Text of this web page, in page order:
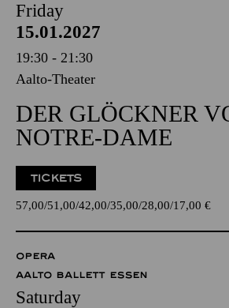
Friday
15.01.2027
19:30 - 21:30
Aalto-Theater
DER GLÖCKNER
NOTRE-DAME
TICKETS
57,00 51,00 42,00 35,00 28,00 17,00 €
OPERA
AALTO BALLETT ESSEN
Saturday